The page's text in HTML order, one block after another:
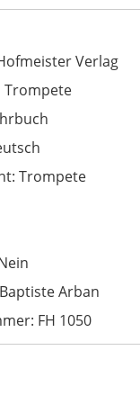
Verlag
Trompete
Arban
FH 1050